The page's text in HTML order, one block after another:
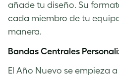
añade tu diseño. Su
cada miembro de tu
manera.
Bandas Centrales
El Año Nuevo se empieza